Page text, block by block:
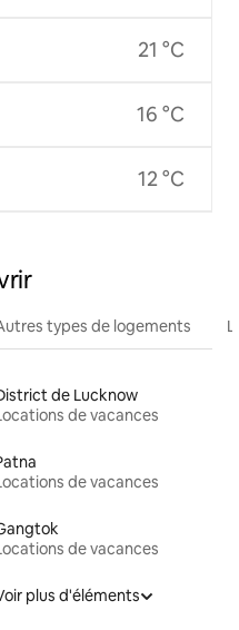
21 °C
16 °C
12 °C
types de logements
de Lucknow
de vacances
de vacances
de vacances
plus d'éléments